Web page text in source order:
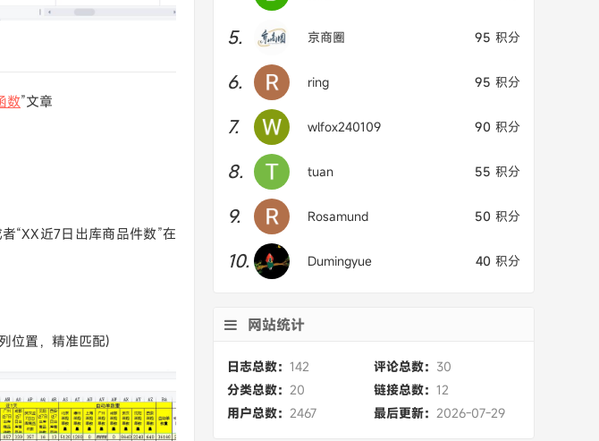
数”文章
“XX近7日出库商品件数”在
位置，精准匹配)
5. 京商圈 95 积分
6. ring 95 积分
7. wlfox240109 90 积分
8. tuan 55 积分
9. Rosamund 50 积分
10. Dumingyue 40 积分
网站统计
日志总数： 142 评论总数： 30
分类总数： 20 链接总数： 12
用户总数： 2467 最后更新： 2026-07-29